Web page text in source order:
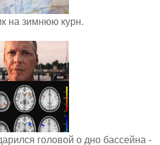
на зимнюю курн.
головой о дно бассейна -